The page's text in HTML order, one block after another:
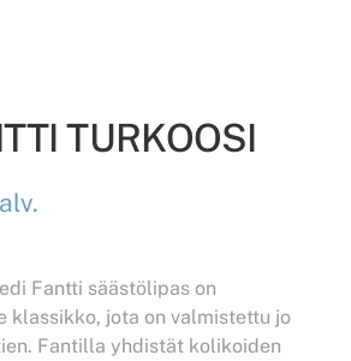
TURKOOSI
Fantti säästölipas on
klassikko, jota on valmistettu jo
Fantilla yhdistät kolikoiden